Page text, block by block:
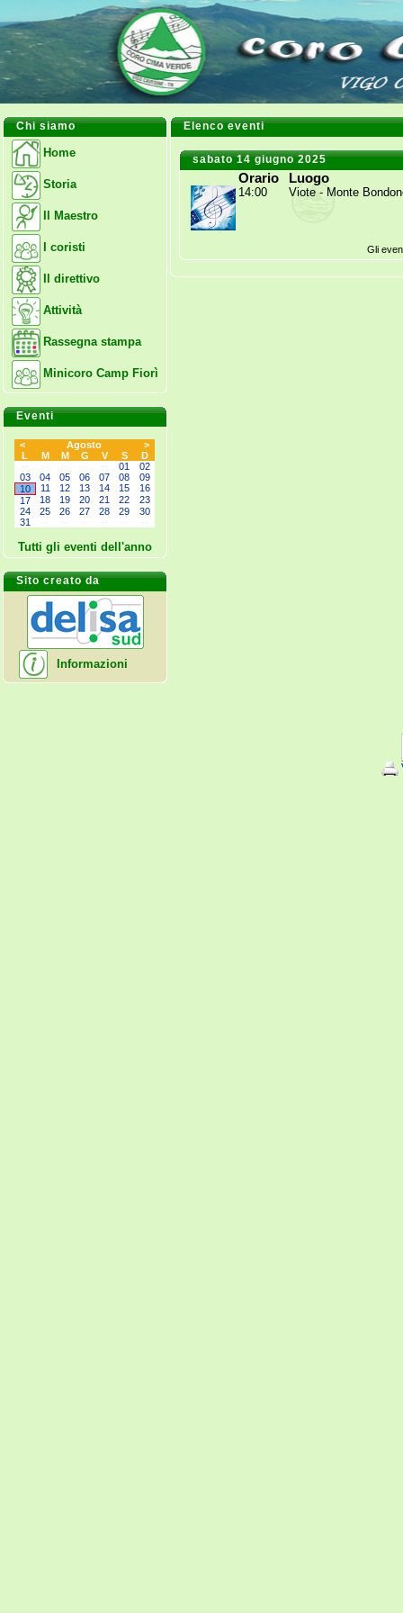
Chi siamo
Home
Storia
Il Maestro
I coristi
Il direttivo
Attività
Rassegna stampa
Minicoro Camp Fiorì
Eventi
< Agosto
>
L
M M G V S
D
01
02
03
04 05 06 07 08
09
10
11 12 13 14 15
16
17
18 19 20 21 22
23
24
25 26 27 28 29
30
31
Tutti gli eventi dell'anno
Sito creato da
Informazioni
Elenco eventi
sabato 14 giugno 2025
Orario Luogo
14:00 Viote - Monte
Gli